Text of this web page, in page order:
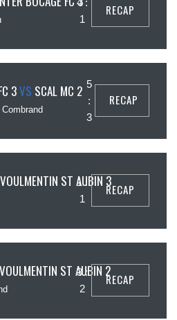
1
RECAP
3VS SCAL MC 2
Combrand
5
:
3
RECAP
VOULMENTIN ST AUBIN 3
1 :
1
RECAP
VOULMENTIN ST AUBIN 2
3 :
2
RECAP